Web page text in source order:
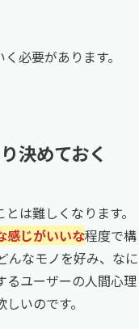
必要があります。
決めておく
は難しくなります。
感じがいいな程度で構
んなモノを好み、なに
るユーザーの人間心理
いのです。